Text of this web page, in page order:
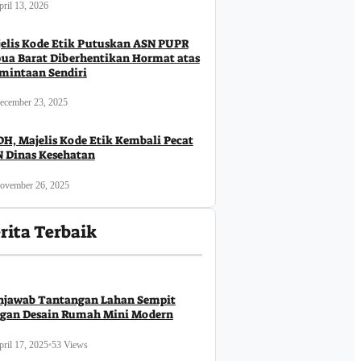
Futsal
Business
Uncategorized
13, 2026
Kode Etik Putuskan ASN PUPR
Barat Diberhentikan Hormat atas
Sendiri
23, 2025
Majelis Kode Etik Kembali Pecat
Dinas Kesehatan
26, 2025
Terbaik
Tantangan Lahan Sempit
Desain Rumah Mini Modern
17, 2025•53 Views